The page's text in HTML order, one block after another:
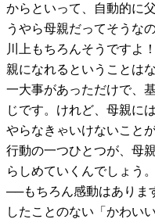
からといって、自動的に
うやら母親だってそうなの
川上 もちろんそうですよ
親になれるということは
一大事があっただけで、
じです。けれど、母親に
やらなきゃいけないこと
行動の一つひとつが、母
らしめていくんでしょう
──もちろん感動はありま
したことのない「かわい